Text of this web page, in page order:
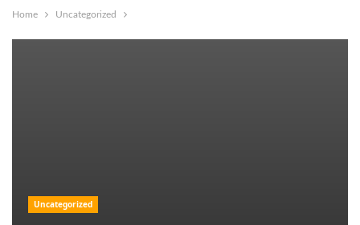
Home Uncategorized
Uncategorized